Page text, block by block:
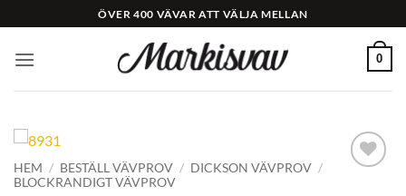
to
content
ÖVER 400 VÄVAR ATT VÄLJA MELLAN
0
HEM / BESTÄLL VÄVPROV / DICKSON VÄVPROV /
BLOCKRANDIGT VÄVPROV